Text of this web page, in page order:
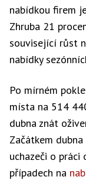
nabídkou firem
Zhruba 21
související růst
nabídky
Po mírném
místa na 514
dubna znát
Začátkem
uchazeči o
případech na